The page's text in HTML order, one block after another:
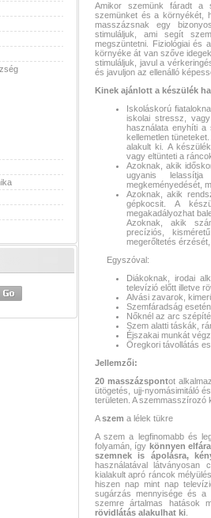
Amikor szemünk fáradt a
szemünket és a környékét,
masszázsnak egy
stimuláljuk, ami segít
megszüntetni. Fiziológiai és
környéke át van szőve
stimuláljuk, javul a
és javuljon az ellenálló
Kinek ajánlott a készülék
Iskoláskorú
iskolai stressz,
használata enyhíti a
kellemetlen
alakult ki. A
vagy eltünteti a
Azoknak, akik
ugyanis
megkeményedését,
Azoknak, akik
gépkocsit. A
megakadályozhat
Azoknak, akik
precíziós,
megerőltetés
Egyszóval:
Diákoknak, irodai
televízió előtt illetve
Alvási zavarok,
Szemfáradság esetén
Nőknél az arc
Szem alatti táskák,
Éjszakai munkát
Öregkori távollátás
Jellemzői:
20 masszázspontot
ütögetés, ujj-nyomásimitáló
területen. A szemmasszírozó
Aszem a lélek tükre
A szem a legfinomabb és
folyamán, így könnyen
szemnek is ápolásra,
használatával látványosan
kialakult apró ráncok
hiszen nap mint nap
sugárzás mennyisége és a
szemre ártalmas hatások
rövidlátás alakulhat ki